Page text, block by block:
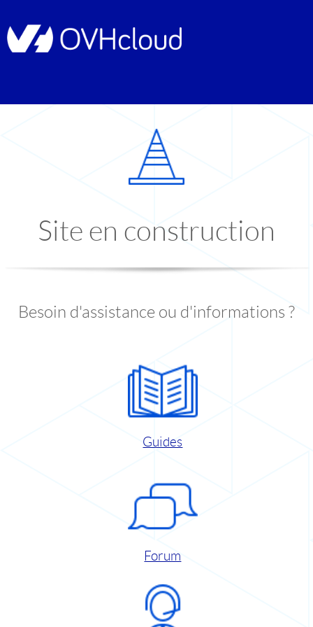
Site en construction
Besoin d'assistance ou d'informations ?
Guides
Forum